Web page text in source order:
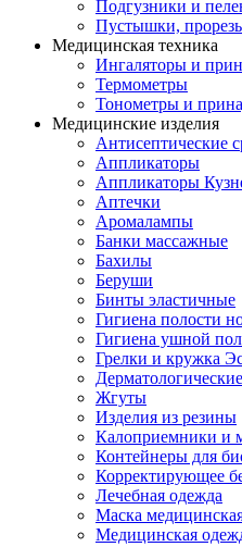
Подгузники и
Пустышки,
Медицинская техника
Ингаляторы и
Термометры
Тонометры и
Медицинские изделия
Антисептические
Аппликаторы
Аппликаторы
Аптечки
Аромалампы
Банки массажные
Бахилы
Беруши
Бинты эластичные
Гигиена полости
Гигиена ушной
Грелки и кружка
Жгуты
Изделия из резины
Калоприемники и
Контейнеры для
Корректирующее
Лечебная одежда
Маска
Медицинская